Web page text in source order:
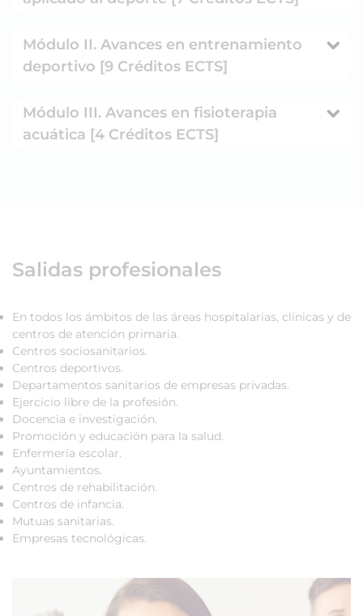
Módulo II. Avances en entrenamiento
deportivo [9 Créditos ECTS]
Módulo III. Avances en fisioterapia
acuática [4 Créditos ECTS]
Salidas profesionales
En todos los ámbitos de las áreas hospitalarias, clínicas y de
centros de atención primaria.
Centros sociosanitarios.
Centros deportivos.
Departamentos sanitarios de empresas privadas.
Ejercicio libre de la profesión.
Docencia e investigación.
Promoción y educación para la salud.
Enfermería escolar.
Ayuntamientos.
Centros de rehabilitación.
Centros de infancia.
Mutuas sanitarias.
Empresas tecnológicas.